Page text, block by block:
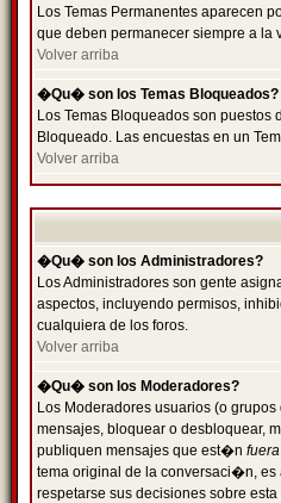
Los Temas Permanentes aparecen
que deben permanecer siempre a la
Volver arriba
�Qu� son los Temas Bloqueados?
Los Temas Bloqueados son
Bloqueado. Las encuestas en un
Volver arriba
�Qu� son los Administradores?
Los Administradores son gente
aspectos, incluyendo permisos,
cualquiera de los foros.
Volver arriba
�Qu� son los Moderadores?
Los Moderadores usuarios (o
mensajes, bloquear o desbloquear,
publiquen mensajes que est�n
tema original de la conversaci�n, es
respetarse sus decisiones sobre